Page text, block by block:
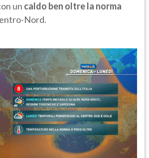
un caldo ben oltre la norma
Nord.